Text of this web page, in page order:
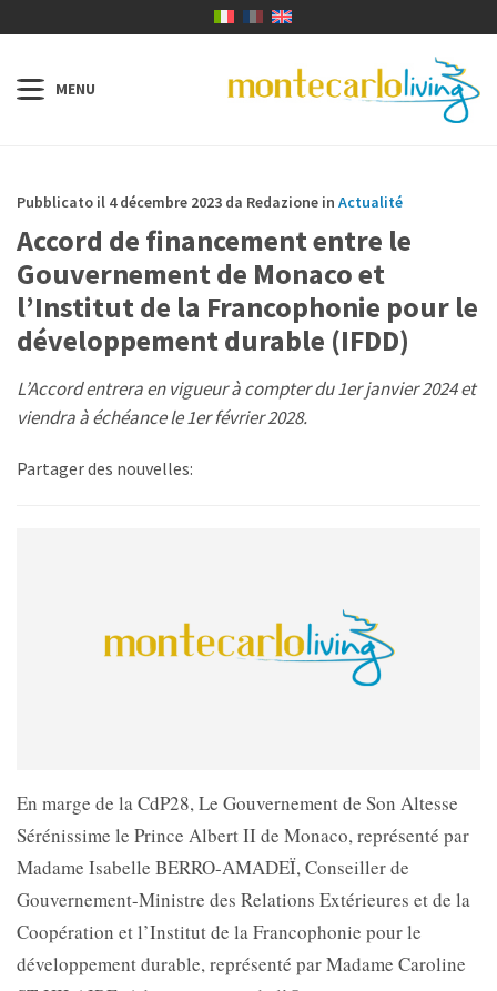
Pubblicato il 4 décembre 2023 da Redazione in Actualité
Accord de financement entre le
Gouvernement de Monaco et
l’Institut de la Francophonie pour le
développement durable (IFDD)
L’Accord entrera en vigueur à compter du 1er janvier 2024 et
viendra à échéance le 1er février 2028.
Partager des nouvelles:
En marge de la CdP28, Le Gouvernement de Son Altesse
Sérénissime le Prince Albert II de Monaco, représenté par
Madame Isabelle BERRO-AMADEÏ, Conseiller de
Gouvernement-Ministre des Relations Extérieures et de la
Coopération et l’Institut de la Francophonie pour le
développement durable, représenté par Madame Caroline